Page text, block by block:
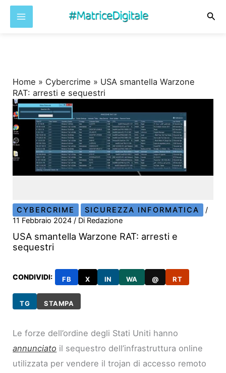
Home » Cybercrime » USA smantella Warzone
RAT: arresti e sequestri
CYBERCRIME SICUREZZA INFORMATICA
/
11 Febbraio 2024/ Di Redazione
USA smantella Warzone RAT: arresti e
sequestri
CONDIVIDI: FB X IN WA @ RT
TG STAMPA
Le forze dell’ordine degli Stati Uniti hanno
annunciato il sequestro dell’infrastruttura online
utilizzata per vendere il trojan di accesso remoto